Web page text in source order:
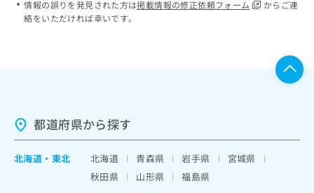
情報の誤りを発見された方は掲載情報の修正依頼フォーム
からご連
絡をいただければ幸いです。
都道府県から探す
北海道 ・ 東北 北海道 青森県 岩手県
宮城県
秋田県
山形県
福島県